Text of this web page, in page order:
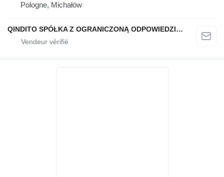
Pologne, Michałów
QINDITO SPÓŁKA Z OGRANICZONĄ ODPOWIEDZIALNOŚCIĄ